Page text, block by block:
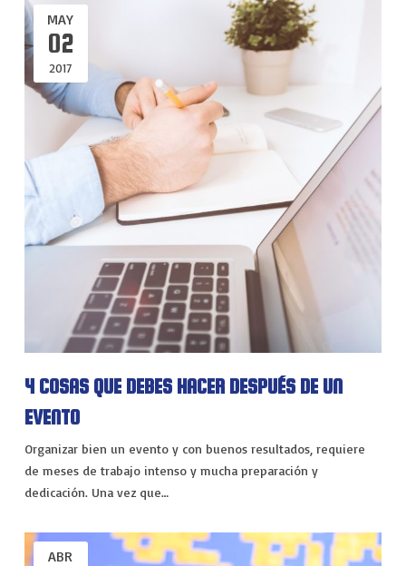
4 COSAS QUE DEBES HACER DESPUÉS DE UN
EVENTO
MAY
02
2017
Organizar bien un evento y con buenos resultados, requiere
de meses de trabajo intenso y mucha preparación y
dedicación. Una vez que…
ABR